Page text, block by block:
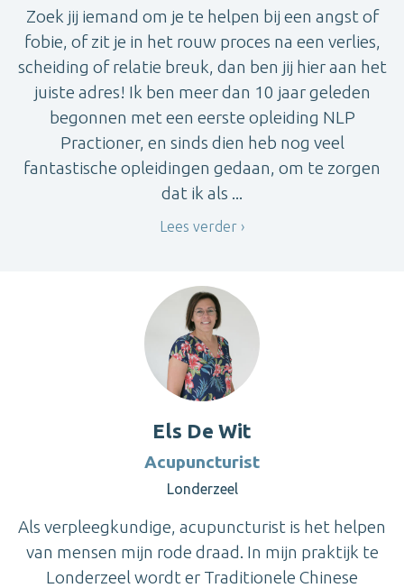
Zoek jij iemand om je te helpen bij een angst of
fobie, of zit je in het rouw proces na een verlies,
scheiding of relatie breuk, dan ben jij hier aan het
juiste adres! Ik ben meer dan 10 jaar geleden
begonnen met een eerste opleiding NLP
Practioner, en sinds dien heb nog veel
fantastische opleidingen gedaan, om te zorgen
dat ik als ...
Lees verder
Els De Wit
Acupuncturist
Londerzeel
Als verpleegkundige, acupuncturist is het helpen
van mensen mijn rode draad. In mijn praktijk te
Londerzeel wordt er Traditionele Chinese